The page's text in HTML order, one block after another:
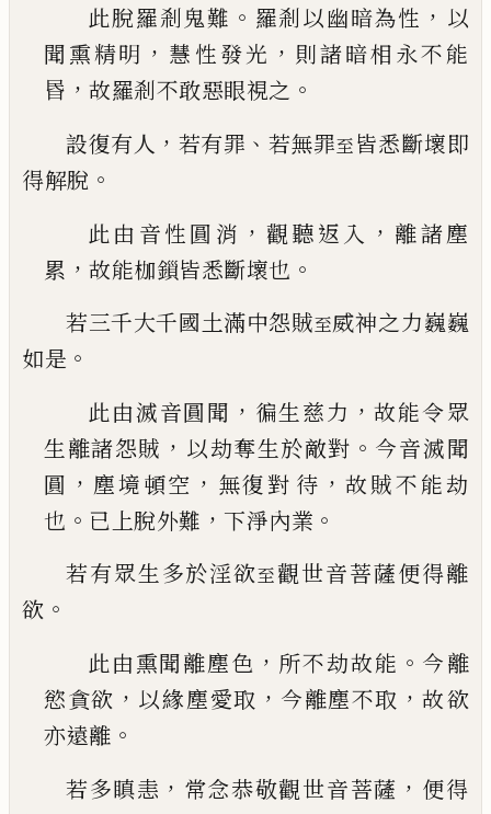
此脫羅剎鬼難 。 羅剎以幽暗為性 ， 以
聞熏精明 ， 慧 性發光 ， 則諸暗相永不能
昬 ， 故羅剎不敢惡眼視之 。
設復有人 ， 若有罪 、 若無罪至皆悉斷壞即
得解脫 。
此由音性圓消 ， 觀聽返入 ， 離諸塵
累 ， 故能枷鎻皆悉斷壞也 。
若三千大千國土滿中怨賊至威神之力巍巍
如是 。
此由滅音圓聞 ， 徧生慈力 ， 故能令眾
生離諸怨賊 ， 以劫奪生於敵對 。 今音滅聞
圓 ， 塵境頓空 ， 無復對 待 ， 故賊不能劫
也 。 已 上脫外難 ， 下淨內業 。
若有眾生多於淫欲至觀世音菩薩便得離
欲 。
此由熏聞離塵色 ， 所不劫故能 。 今離
慾貪欲 ， 以緣塵愛取 ， 今離塵不取 ， 故欲
亦遠離 。
若多瞋恚 ， 常念恭敬觀世音菩薩 ， 便得